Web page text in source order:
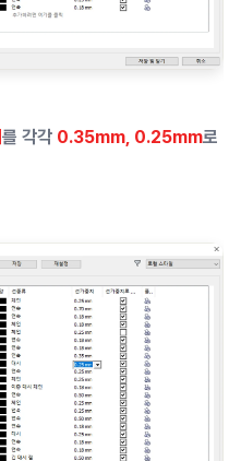
를 각각 0.35mm, 0.25mm로